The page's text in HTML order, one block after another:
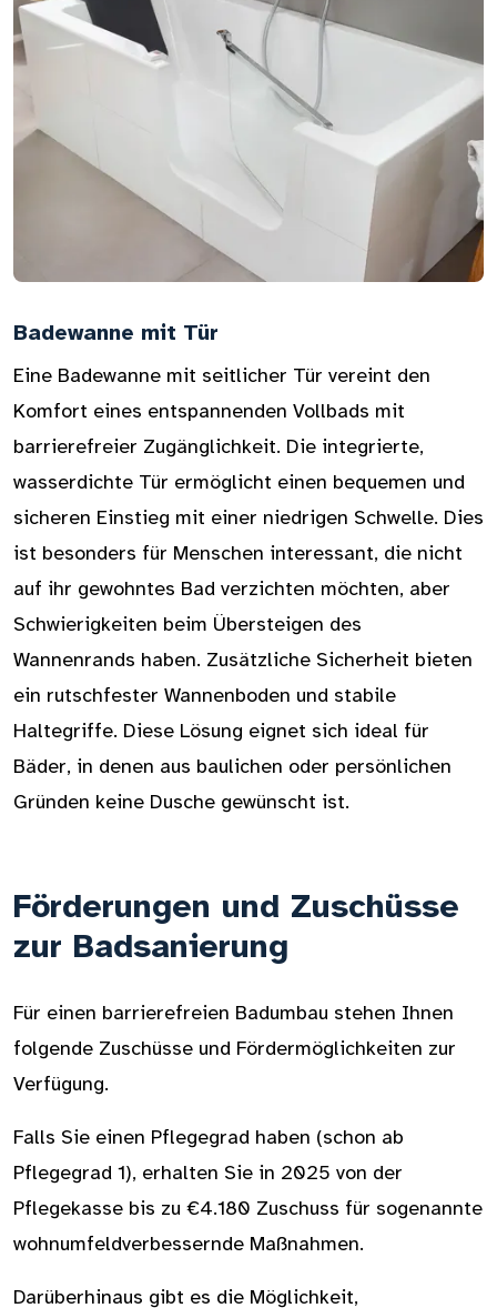
Badewanne mit Tür
Eine Badewanne mit seitlicher Tür vereint den
Komfort eines entspannenden Vollbads mit
barrierefreier Zugänglichkeit. Die integrierte,
wasserdichte Tür ermöglicht einen bequemen und
sicheren Einstieg mit einer niedrigen Schwelle. Dies
ist besonders für Menschen interessant, die nicht
auf ihr gewohntes Bad verzichten möchten, aber
Schwierigkeiten beim Übersteigen des
Wannenrands haben. Zusätzliche Sicherheit bieten
ein rutschfester Wannenboden und stabile
Haltegriffe. Diese Lösung eignet sich ideal für
Bäder, in denen aus baulichen oder persönlichen
Gründen keine Dusche gewünscht ist.
Förderungen und Zuschüsse
zur Badsanierung
Für einen barrierefreien Badumbau stehen Ihnen
folgende Zuschüsse und Fördermöglichkeiten zur
Verfügung.
Falls Sie einen Pflegegrad haben (schon ab
Pflegegrad 1), erhalten Sie in 2025 von der
Pflegekasse bis zu €4.180 Zuschuss für sogenannte
wohnumfeldverbessernde Maßnahmen.
Darüberhinaus gibt es die Möglichkeit,